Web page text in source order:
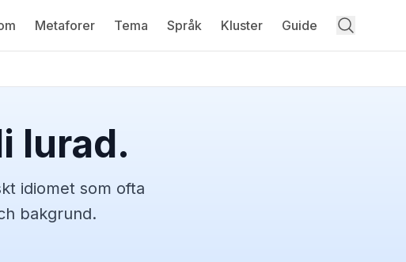
Metaforer Tema Språk Kluster Guide
lurad.
idiomet som ofta
bakgrund.